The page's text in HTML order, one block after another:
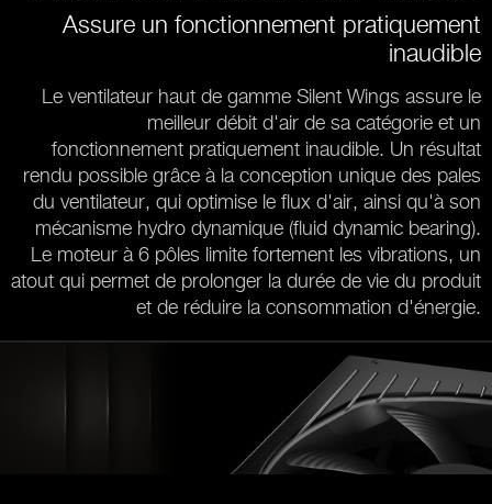
Assure un fonctionnement pratiquement
inaudible
Le ventilateur haut de gamme Silent Wings assure le
meilleur débit d'air de sa catégorie et un
fonctionnement pratiquement inaudible. Un résultat
rendu possible grâce à la conception unique des pales
du ventilateur, qui optimise le flux d'air, ainsi qu'à son
mécanisme hydro dynamique (fluid dynamic bearing).
Le moteur à 6 pôles limite fortement les vibrations, un
atout qui permet de prolonger la durée de vie du produit
et de réduire la consommation d'énergie.